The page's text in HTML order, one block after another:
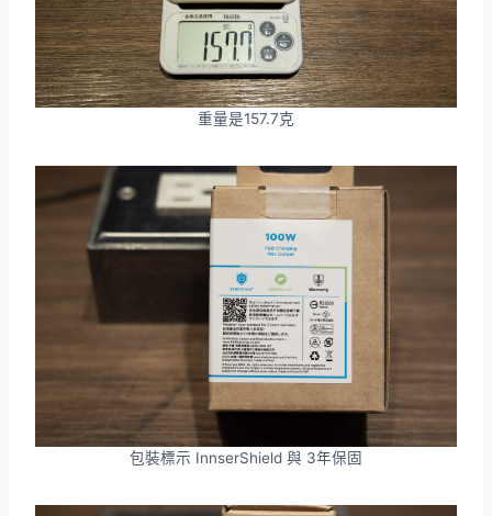
重量是157.7克
包裝標示 InnserShield 與 3年保固